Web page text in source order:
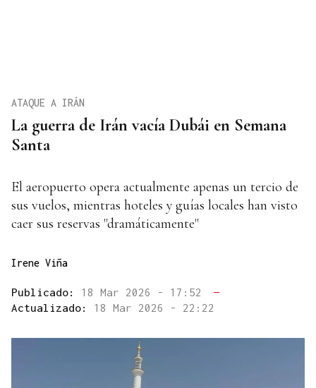
La guerra de Irán vacía Dubái en Semana
Santa
ATAQUE A IRÁN
El aeropuerto opera actualmente apenas un tercio de
sus vuelos, mientras hoteles y guías locales han visto
caer sus reservas "dramáticamente"
Irene Viña
Publicado: 18 Mar 2026 - 17:52
—
Actualizado: 18 Mar 2026 - 22:22